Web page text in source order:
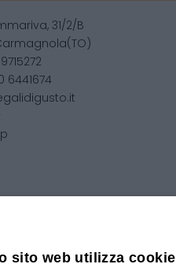
31/2/B
6441674
sito web utilizza cookie